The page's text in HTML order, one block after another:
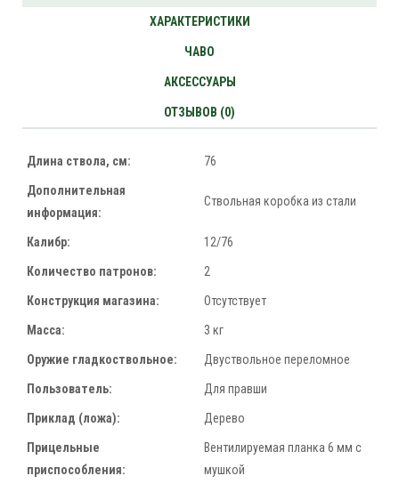
ХАРАКТЕРИСТИКИ
ЧАВО
АКСЕССУАРЫ
ОТЗЫВОВ (0)
Длина ствола, см: 76
Дополнительная
информация:
Ствольная коробка из стали
Калибр: 12/76
Количество патронов: 2
Конструкция магазина: Отсутствует
Масса: 3 кг
Оружие гладкоствольное: Двуствольное переломное
Пользователь: Для правши
Приклад (ложа): Дерево
Прицельные
приспособления:
Вентилируемая планка 6 мм с
мушкой